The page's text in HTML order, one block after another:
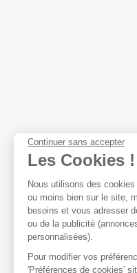
Continuer sans accepter
Les Cookies !
Nous utilisons des
ou moins bien sur le site,
besoins et vous adresser
ou de la publicité
personnalisées).
Pour modifier vos
'Préférences de cookies'